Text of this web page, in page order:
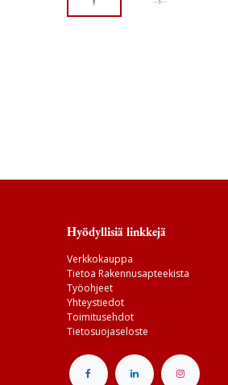
Hyödyllisiä linkkejä
Verkkokauppa
Tietoa Rakennusapteekista
Työohjeet
Yhteystiedot
Toimitusehdot
Tietosuojaseloste